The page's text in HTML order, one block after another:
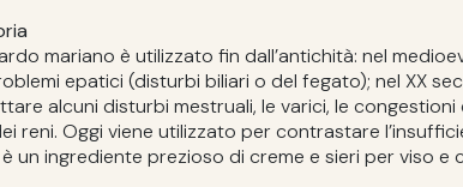
mariano è utilizzato fin dall’antichità: nel
epatici (disturbi biliari o del fegato); nel XX
alcuni disturbi mestruali, le varici, le congestioni
reni. Oggi viene utilizzato per contrastare
un ingrediente prezioso di creme e sieri per viso e